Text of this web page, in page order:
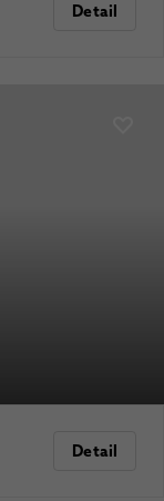
Detail
Detail